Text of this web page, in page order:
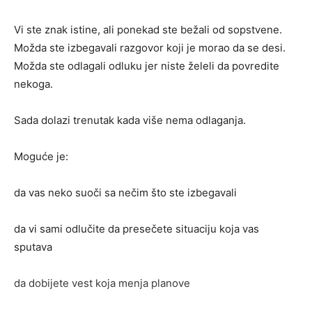
Vi ste znak istine, ali ponekad ste bežali od sopstvene.
Možda ste izbegavali razgovor koji je morao da se desi.
Možda ste odlagali odluku jer niste želeli da povredite
nekoga.
Sada dolazi trenutak kada više nema odlaganja.
Moguće je:
da vas neko suoči sa nečim što ste izbegavali
da vi sami odlučite da presečete situaciju koja vas
sputava
da dobijete vest koja menja planove